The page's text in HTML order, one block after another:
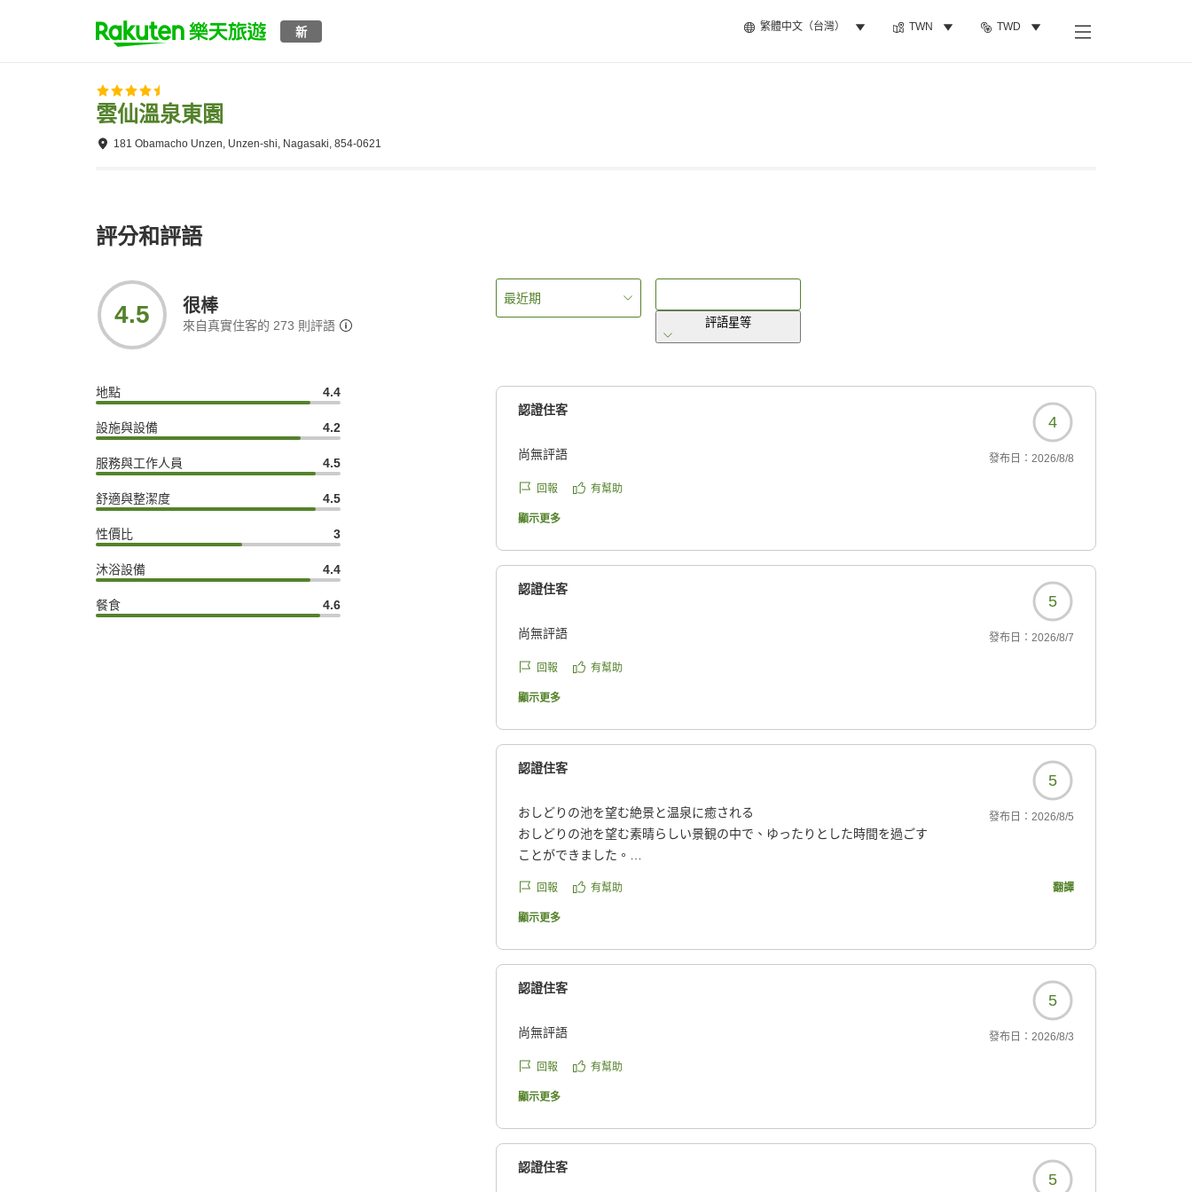
新 繁體中文（台灣） TWN TWD
雲仙溫泉東園
181 Obamacho Unzen, Unzen-shi, Nagasaki, 854-0621
評分和評語
4.5 很棒
來自真實住客的 273 則評語
地點 4.4
設施與設備 4.2
服務與工作人員 4.5
舒適與整潔度 4.5
性價比 3
沐浴設備 4.4
餐食 4.6
最近期
評語星等
認證住客
4
尚無評語 發布日： 2026/8/8
回報 有幫助
顯示更多
認證住客
5
尚無評語 發布日： 2026/8/7
回報 有幫助
顯示更多
認證住客
5
おしどりの池を望む絶景と温泉に癒される
おしどりの池を望む素晴らしい景観の中で、ゆったりとした時間を過ごす
ことができました。
温泉街から少し離れた場所にありますが、その分とても静かで落ち着いた
雰囲気があり、日常を忘れて癒される空間でした。目の前に広がるおしど
今回はお部屋に温泉風呂付きのお部屋でしたが、朝は大浴場へ。
ら入る朝風呂はとても贅沢な時間でした。
お料理も一品一品丁寧に作られており、目の前で握っていただくお寿司な
ど、味だけでなく食事の時間そのものを楽しめる工夫がされていました。
しむことができました。
温泉は源泉かけ流しで、硫黄の香りが感じられる本格的なお湯。何度も入
發布日： 2026/8/5
回報 有幫助 翻譯
顯示更多
認證住客
5
尚無評語 發布日： 2026/8/3
回報 有幫助
顯示更多
認證住客
5